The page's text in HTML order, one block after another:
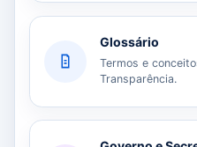
Glossário
Termos e
Transparência.